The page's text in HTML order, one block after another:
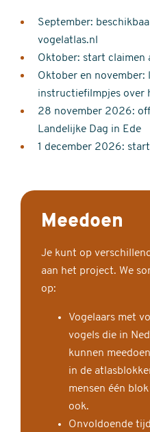
September:
vogelatlas.nl
Oktober: start claimen
Oktober en november:
instructiefilmpjes over
28 november 2026:
Landelijke Dag in Ede
1 december 2026:
Meedoen
Je kunt op
aan het project. We
op:
Vogelaars met
vogels die in
kunnen
in de
mensen één
ook.
Onvoldoende